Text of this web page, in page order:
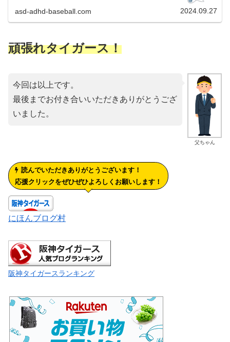
優勝争い、３位以上が確...
asd-adhd-baseball.com 2024.09.27
頑張れタイガース！
父ちゃん
今回は以上です。
最後までお付き合いいただきありがとうござ
いました。
読んでいただきありがとうございます！
応援クリックをぜひぜひよろしくお願いします！
にほんブログ村
阪神タイガースランキング